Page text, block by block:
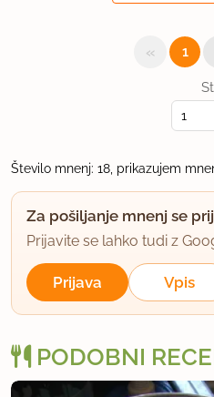
To z pšeničnim zdrobom
me pa malo fantazija
10.2.2004 ob 9:50
Živjo!
Menim pa, da se pšenični
ga zaradi tega priporočajo
« 1
Število mnenj: 18, prikazujem
Za pošiljanje mnenj se
Prijavite se lahko tudi z
Prijava Vpis
PODOBNI